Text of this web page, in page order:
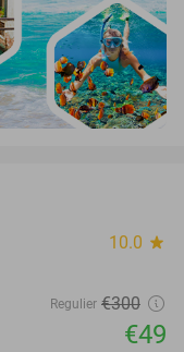
10.0 star
Regulier €300
€49